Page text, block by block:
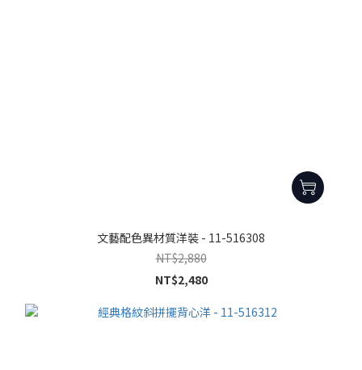
文藝配色異材質洋裝 - 11-516308
NT$2,880
NT$2,480